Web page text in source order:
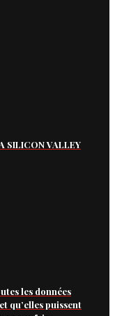
SILICON VALLEY
les données
qu’elles puissent